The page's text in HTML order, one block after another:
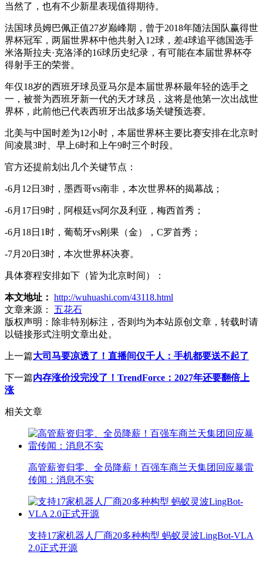
当然了，也有不少新星表现值得期待。
法国球员姆巴佩正值27岁巅峰期，曾于2018年随法国队赢得世
界杯冠军，两届世界杯中他共射入12球，差4球追平德国选手
米洛斯拉夫·克洛泽的16球历史纪录，有可能在本届世界杯夺
得射手王的荣誉。
年仅18岁的西班牙球员亚马尔是本届世界杯最年轻的选手之
一，被誉为西班牙新一代的天才球员，这将是他第一次出战世
界杯，此前他已代表西班牙出战多场关键预选赛。
北美与中国时差为12小时，本届世界杯主要比赛安排在北京时
间凌晨3时、早上6时和上午9时三个时段。
官方还提前划出几个关键节点：
-6月12日3时，墨西哥vs南非，本次世界杯的揭幕战；
-6月17日9时，阿根廷vs阿尔及利亚，梅西首秀；
-6月18日1时，葡萄牙vs刚果（金），C罗首秀；
-7月20日3时，本次世界杯决赛。
具体赛程安排如下（皆为北京时间）：
本文地址： http://wuhuashi.com/43118.html
文章来源：
五花石
版权声明： 除非特别标注，否则均为本站原创文章，转载时请
以链接形式注明文章出处。
上一篇大司马要凉透了！直播间仅千人：手机都要送不起了
下一篇内存涨价没完没了！TrendForce：2027年还要翻倍上
涨
相关文章
高管薪资归零、全员降薪！百强车商兰天集团回应暴雷
传闻：消息不实
支持17家机器人厂商20多种构型 蚂蚁灵波LingBot-VLA
2.0正式开源